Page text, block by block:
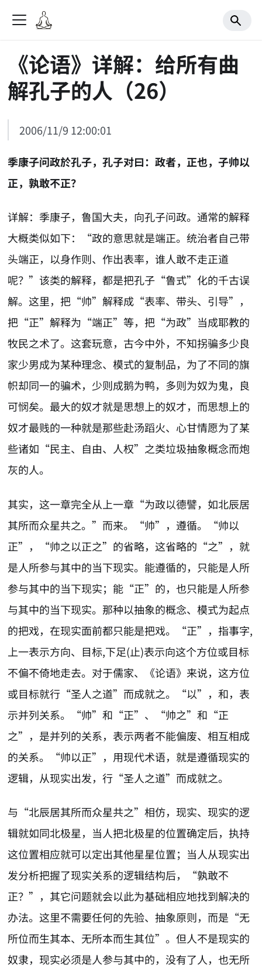
《论语》详解：给所有曲
解孔子的人（26）
2006/11/9 12:00:01
季康子问政於孔子，孔子对曰：政者，正也，子帅以
正，孰敢不正？
详解：季康子，鲁国大夫，向孔子问政。通常的解释
大概类似如下：“政的意思就是端正。统治者自己带
头端正，以身作则、作出表率，谁人敢不走正道
呢？”该类的解释，都是把孔子“鲁式”化的千古误
解。这里，把“帅”解释成“表率、带头、引导”，
把“正”解释为“端正”等，把“为政”当成耶教的
牧民之术了。这套玩意，古今中外，不知拐骗多少良
家少男成为某种理念、模式的复制品，为了不同的旗
帜却同一的骗术，少则成鹅为鸭，多则为奴为鬼，良
可悯矣。最大的奴才就是思想上的奴才，而思想上的
奴才最贱的一种就是那些赴汤蹈火、心甘情愿为了某
些诸如“民主、自由、人权”之类垃圾抽象概念而炮
灰的人。
其实，这一章完全从上一章“为政以德譬，如北辰居
其所而众星共之。”而来。“帅”，遵循。“帅以
正”，“帅之以正之”的省略，这省略的“之”，就
是人所参与其中的当下现实。能遵循的，只能是人所
参与其中的当下现实；能“正”的，也只能是人所参
与其中的当下现实。那种以抽象的概念、模式为起点
的把戏，在现实面前都只能是把戏。“正”，指事字,
上一表示方向、目标,下足(止)表示向这个方位或目标
不偏不倚地走去。对于儒家、《论语》来说，这方位
或目标就行“圣人之道”而成就之。“以”，和，表
示并列关系。“帅”和“正”、“帅之”和“正
之”，是并列的关系，表示两者不能偏废、相互相成
的关系。“帅以正”，用现代术语，就是遵循现实的
逻辑，从现实出发，行“圣人之道”而成就之。
与“北辰居其所而众星共之”相仿，现实、现实的逻
辑就如同北极星，当人把北极星的位置确定后，执持
这位置相应就可以定出其他星星位置；当人从现实出
发分析把握了现实关系的逻辑结构后，“孰敢不
正？”，其它问题就会以此为基础相应地找到解决的
办法。这里不需要任何的先验、抽象原则，而是“无
所位而生其本、无所本而生其位”。但人不是现实的
奴隶，现实必须是人参与其中的，没有了人，也无所